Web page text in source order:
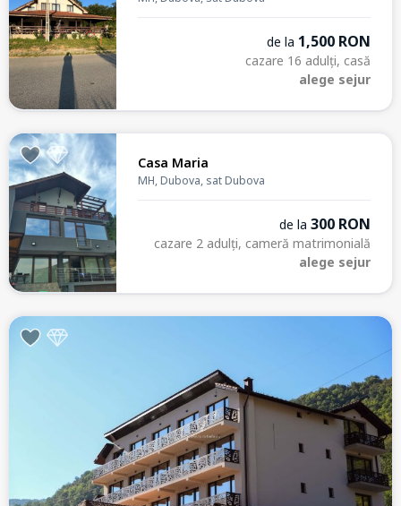
de la 1,500 RON
cazare 16 adulți, casă
alege sejur
Casa Maria
MH, Dubova, sat Dubova
de la 300 RON
cazare 2 adulți, cameră matrimonială
alege sejur